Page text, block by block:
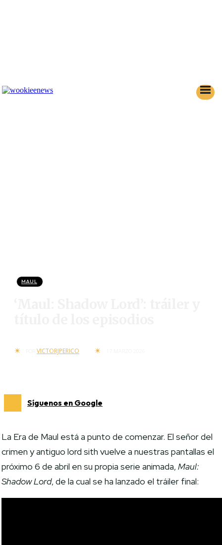
MAUL
VICTORJPERICO
Síguenos en Google
La Era de Maul está a punto de comenzar. El señor del
crimen y antiguo lord sith vuelve a nuestras pantallas el
próximo 6 de abril en su propia serie animada,Maul:
Shadow Lord, de la cual se ha lanzado el tráiler final: